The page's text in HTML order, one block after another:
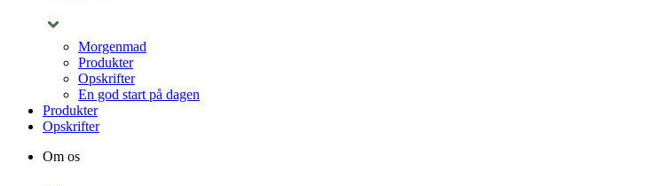
Morgenmad
Produkter
Opskrifter
En god start på dagen
Produkter
Opskrifter
Om os